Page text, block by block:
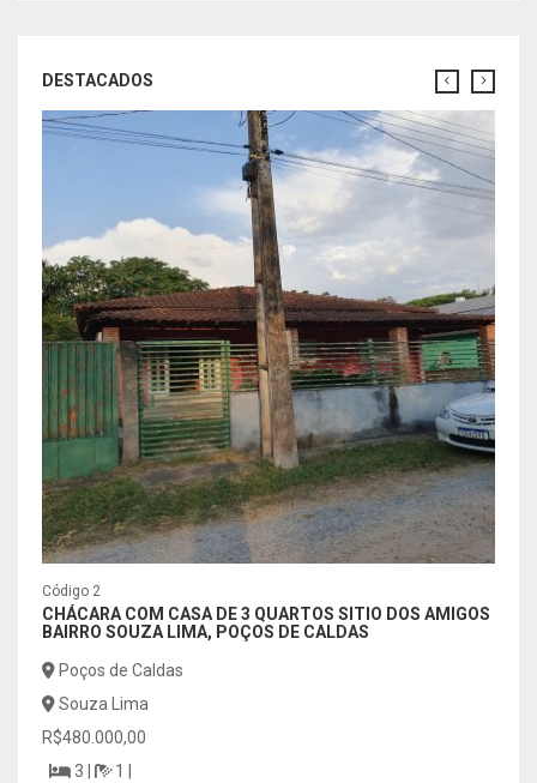
DESTACADOS
Código 2
CHÁCARA COM CASA DE 3 QUARTOS SITIO DOS AMIGOS
BAIRRO SOUZA LIMA, POÇOS DE CALDAS
Poços de Caldas
Souza Lima
R$480.000,00
3 |
1 |